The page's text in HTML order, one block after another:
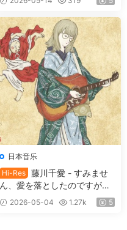
日本音乐
Hi-Res 藤川千愛 - すみませ
ん、愛を落としたのですが…
Chiai Fujikawa - Sumimasen,
Ai wo Otoshita no Desu ga...
2026-05-04 1.27k 5